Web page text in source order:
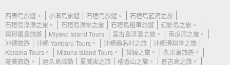
西表島旅遊。 小濱島旅遊 石垣島旅遊。
石垣島藍洞之旅
石垣島浮潛之旅。
石垣島潛水之旅 石垣島租車旅遊
幻影島之旅。
與那國島旅遊
Miyako Island Tours. 宮古島浮潛之旅。
南瓜洞之旅。
沖繩旅遊
沖繩 Yanbaru Tours。 沖繩翁名村之旅
沖繩滑翔傘之旅
Kerama Tours。
Mizuna Island Tours。 賞鯨之旅。
久米島旅遊。
奄美旅遊。
屋久島活動 夏威夷之旅 檀香山之旅。 普吉島之旅。